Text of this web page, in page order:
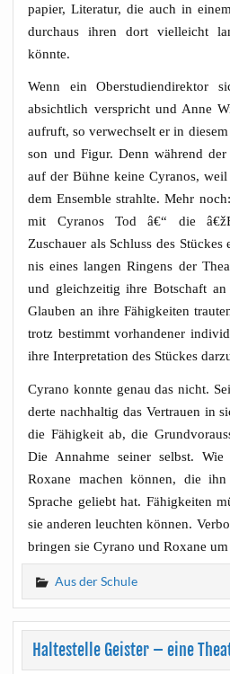
pa­pier, Lite­ra­tur, die auch in
durch­aus ihren dort viel­leicht
könnte.
Wenn ein Ober­stu­di­en­di­rek­tor
absicht­lich ver­spricht und Anne
auf­ruft, so ver­wech­selt er in
son und Figur. Denn wäh­rend
auf der Büh­ne kei­ne Cyra­nos,
dem Ensem­ble strahl­te. Mehr
mit Cyra­nos Tod â€“ die
Zuschau­er als Schluss des
nis eines lan­gen Rin­gens der
und gleich­zei­tig ihre Bot­schaft
Glau­ben an ihre Fähig­kei­ten
trotz bestimmt vor­han­de­ner
ihre Inter­pre­ta­ti­on des Stü­ckes
Cyra­no konn­te genau das nicht.
der­te nach­hal­tig das Ver­trau­en in
die Fähig­keit ab, die
Die Annah­me sei­ner selbst.
Roxa­ne machen kön­nen, die
Spra­che geliebt hat. Fähig­kei­ten
sie ande­ren leuch­ten kön­nen.
brin­gen sie Cyra­no und Roxa­ne
Aus der Schule
Haltestelle Geister – eine